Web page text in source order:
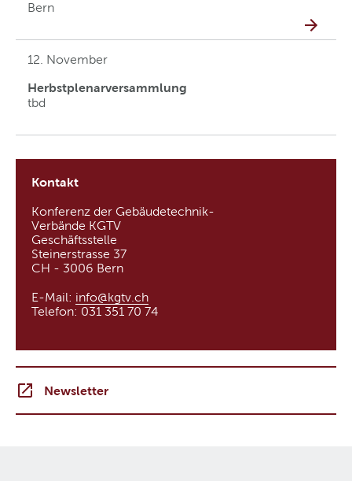
Bern
12. November
Herbstplenarversammlung
tbd
Kontakt
Konferenz der Gebäudetechnik-
Verbände KGTV
Geschäftsstelle
Steinerstrasse 37
CH - 3006 Bern
E-Mail: info@kgtv ch
Telefon: 031 351 70 74​​​​​​​
Newsletter